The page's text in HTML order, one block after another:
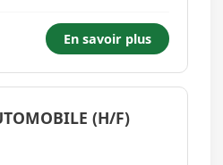
En savoir plus
(H/F)